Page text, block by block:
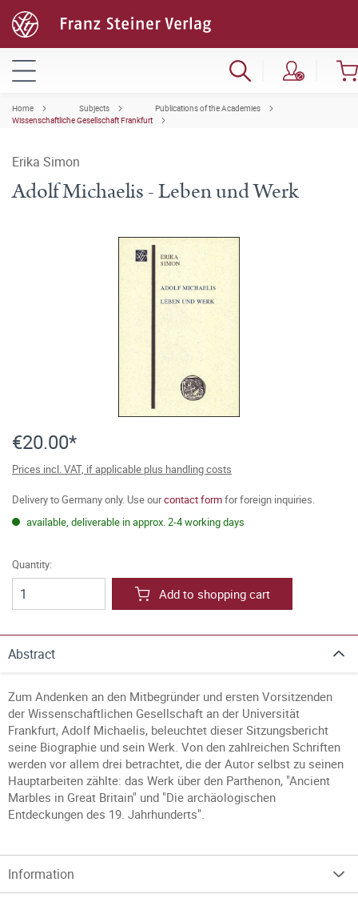
Home Subjects
Publications of the Academies
Wissenschaftliche Gesellschaft Frankfurt
Erika Simon
Adolf Michaelis - Leben und Werk
€20.00*
Prices incl. VAT, if applicable plus handling costs
Delivery to Germany only. Use ourcontact formfor foreign inquiries.
available, deliverable in approx. 2-4 working days
Quantity:
Add to shopping cart
Abstract
Zum Andenken an den Mitbegründer und ersten Vorsitzenden
der Wissenschaftlichen Gesellschaft an der Universität
Frankfurt, Adolf Michaelis, beleuchtet dieser Sitzungsbericht
seine Biographie und sein Werk. Von den zahlreichen Schriften
werden vor allem drei betrachtet, die der Autor selbst zu seinen
Hauptarbeiten zählte: das Werk über den Parthenon, "Ancient
Marbles in Great Britain" und "Die archäologischen
Entdeckungen des 19. Jahrhunderts".
Information